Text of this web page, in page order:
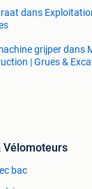
dans
grijper dans
| Grues &
Vélomoteurs
bac